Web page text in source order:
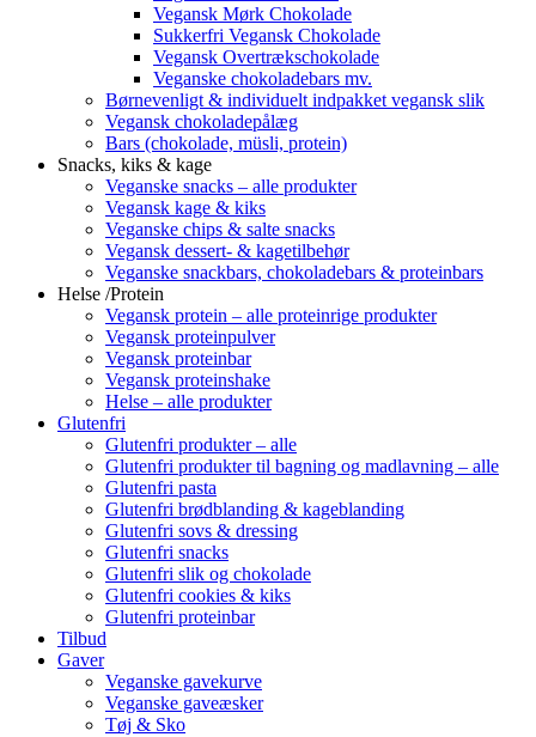
Vegansk Mørk Chokolade
Sukkerfri Vegansk Chokolade
Vegansk Overtrækschokolade
Veganske chokoladebars mv.
Børnevenligt & individuelt indpakket vegansk slik
Vegansk chokoladepålæg
Bars (chokolade, müsli, protein)
Snacks, kiks & kage
Veganske snacks – alle produkter
Vegansk kage & kiks
Veganske chips & salte snacks
Vegansk dessert- & kagetilbehør
Veganske snackbars, chokoladebars & proteinbars
Helse /Protein
Vegansk protein – alle proteinrige produkter
Vegansk proteinpulver
Vegansk proteinbar
Vegansk proteinshake
Helse – alle produkter
Glutenfri
Glutenfri produkter – alle
Glutenfri produkter til bagning og madlavning – alle
Glutenfri pasta
Glutenfri brødblanding & kageblanding
Glutenfri sovs & dressing
Glutenfri snacks
Glutenfri slik og chokolade
Glutenfri cookies & kiks
Glutenfri proteinbar
Tilbud
Gaver
Veganske gavekurve
Veganske gaveæsker
Tøj & Sko